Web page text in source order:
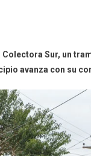
Sur, un
avanza con su